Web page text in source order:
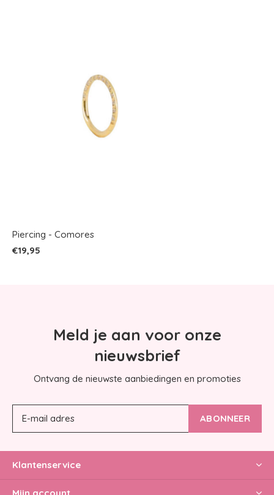
Piercing - Comores
€19,95
Meld je aan voor onze
nieuwsbrief
Ontvang de nieuwste aanbiedingen en promoties
ABONNEER
Klantenservice